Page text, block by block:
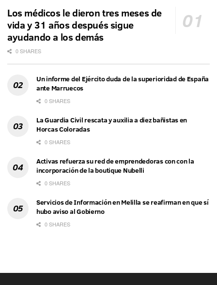
Los médicos le dieron tres meses de
vida y 31 años después sigue
ayudando a los demás
0 SHARES
Un informe del Ejército duda de la superioridad de España
ante Marruecos
0 SHARES
La Guardia Civil rescata y auxilia a diez bañistas en
Horcas Coloradas
0 SHARES
Activas refuerza su red de emprendedoras con con la
incorporación de la boutique Nubelli
0 SHARES
Servicios de Información en Melilla se reafirman en que sí
hubo aviso al Gobierno
0 SHARES